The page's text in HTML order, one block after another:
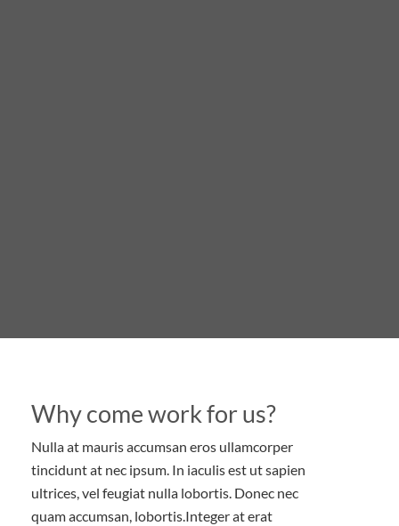
Why come work for us?
Nulla at mauris accumsan eros ullamcorper
tincidunt at nec ipsum. In iaculis est ut sapien
ultrices, vel feugiat nulla lobortis. Donec nec
quam accumsan, lobortis.Integer at erat